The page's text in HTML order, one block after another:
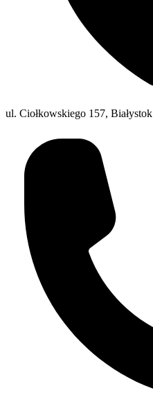
ul. Ciołkowskiego 157, Białystok